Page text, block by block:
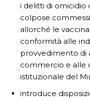
i delitti di omicidio
colpose
allorché le
conformità alle
provvedimento di
commercio e alle
istituzionale del
introduce